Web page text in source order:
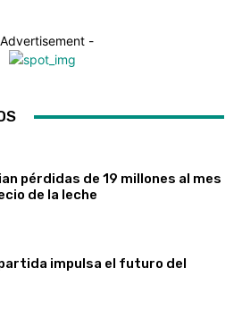
-
pérdidas de 19 millones al mes
de la leche
impulsa el futuro del